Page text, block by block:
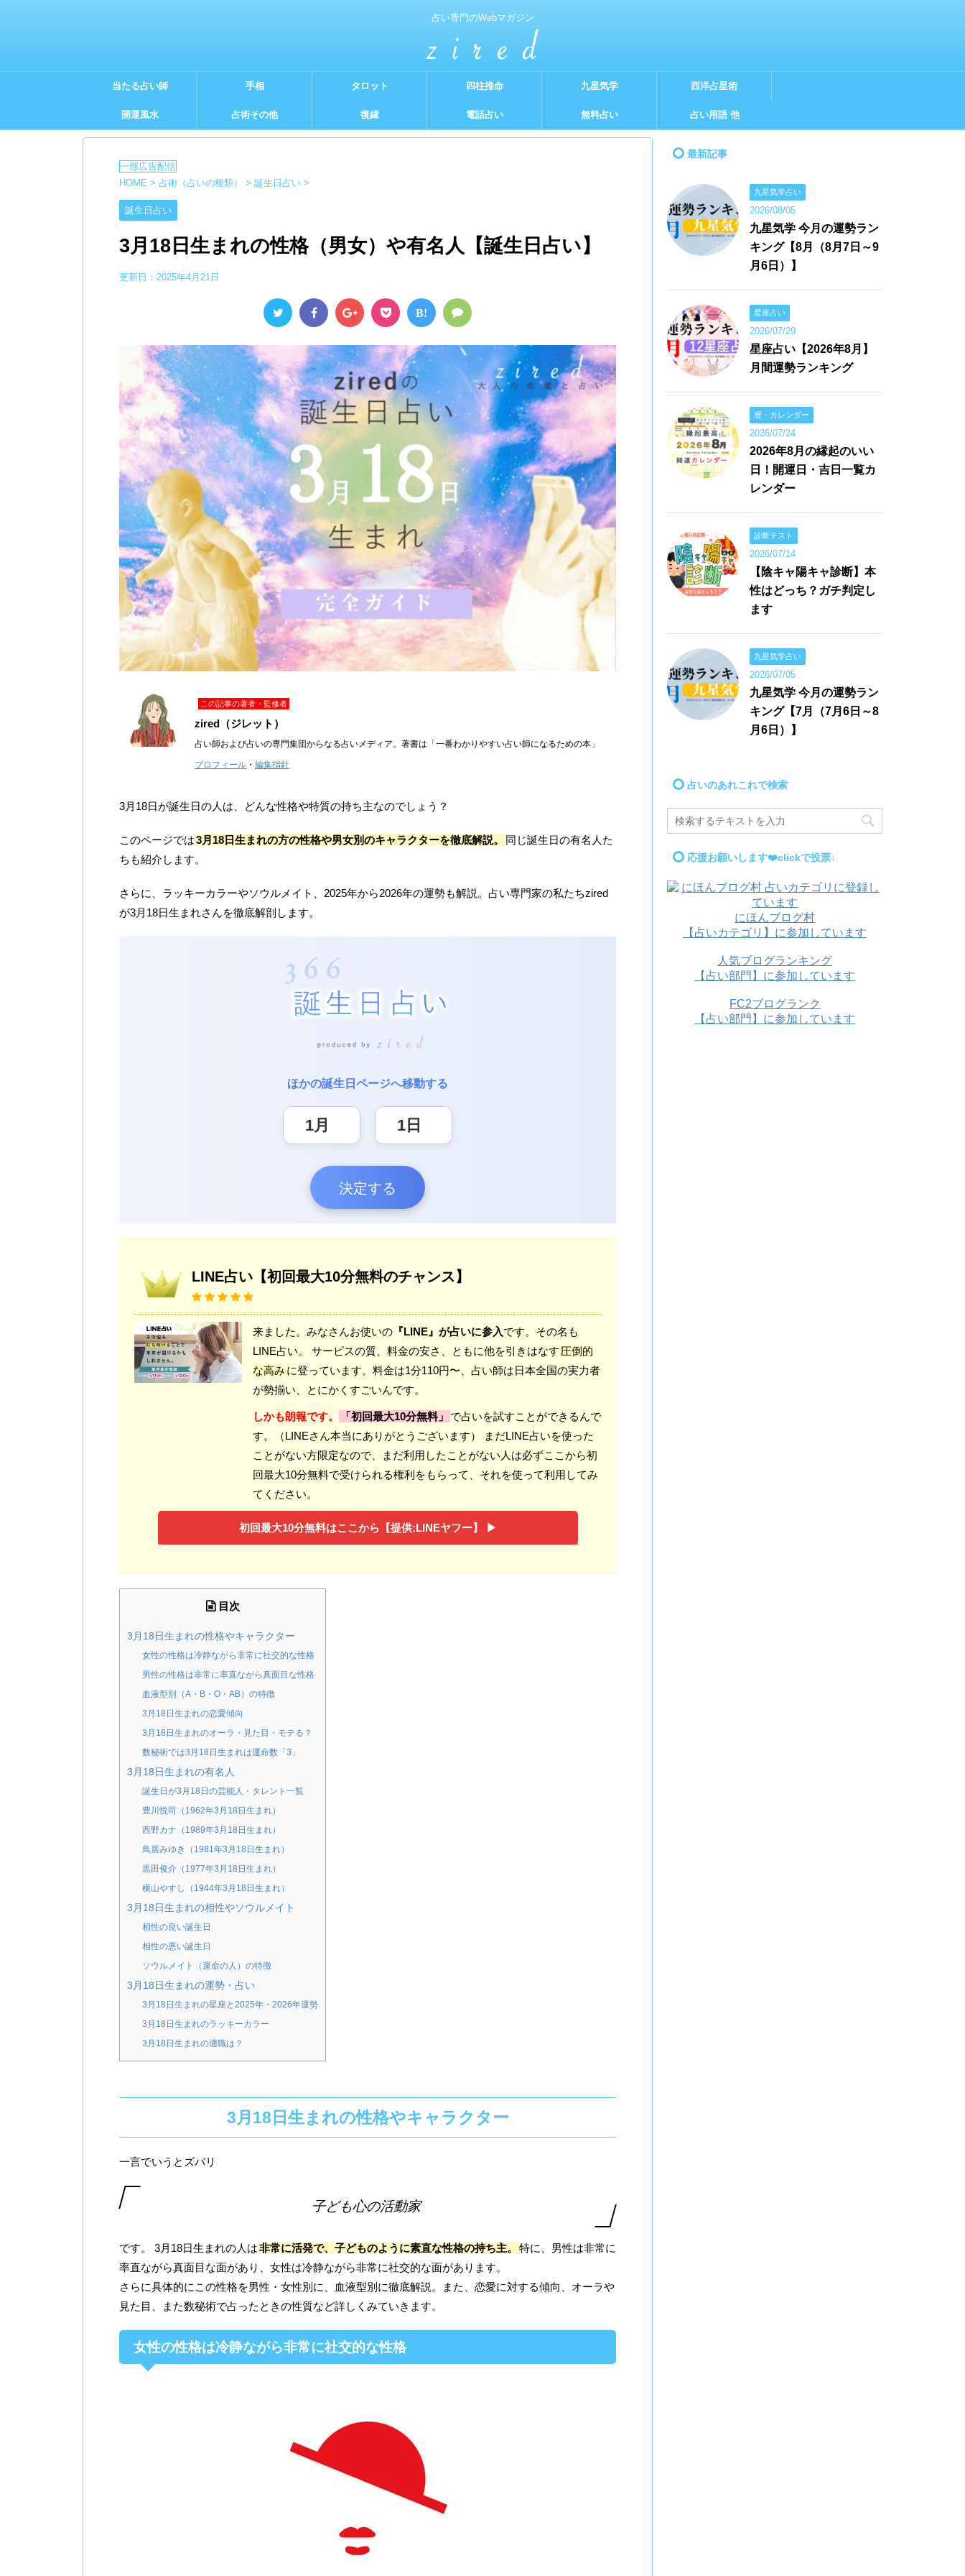
占い専門のWebマガジン
当たる占い師 手相 タロット 四柱推命 九星気学 西洋占星術
開運風水 占術その他 復縁 電話占い 無料占い 占い用語 他
HOME > 占術（占いの種類） > 誕生日占い >
誕生日占い
3月18日生まれの性格（男女）や有名人【誕生日占い】
更新日： 2025年4月21日
B!
この記事の著者・監修者
zired（ジレット）
占い師および占いの専門集団からなる占いメディア。著書は「一番わかりやすい占い師になるための本」
プロフィール ・ 編集指針
3月18日が誕生日の人は、どんな性格や特質の持ち主なのでしょう？
このページでは3月18日生まれの方の性格や男女別のキャラクターを徹底解説。
同じ誕生日の有名人た
ちも紹介します。
さらに、ラッキーカラーやソウルメイト、2025年から2026年の運勢も解説。占い専門家の私たちzired
が3月18日生まれさんを徹底解剖します。
ほかの誕生日ページへ移動する
決定する
LINE占い【初回最大10分無料のチャンス】
来ました。みなさんお使いの 『LINE』が占いに参入です。その名も
LINE占い。 サービスの質、料金の安さ、ともに他を引きはなす 圧倒的
な高み に登っています。料金は1分110円〜、占い師は日本全国の実力者
が勢揃い、とにかくすごいんです。
しかも朗報です。 「初回最大10分無料」
で占いを試すことができるんで
す。（LINEさん本当にありがとうございます） まだLINE占いを使った
ことがない方限定なので、まだ利用したことがない人は必ずここから初
回最大10分無料で受けられる権利をもらって、それを使って利用してみ
てください。
初回最大10分無料はここから【提供:LINEヤフー】 ▶︎
目次
3月18日生まれの性格やキャラクター
女性の性格は冷静ながら非常に社交的な性格
男性の性格は非常に率直ながら真面目な性格
血液型別（A・B・O・AB）の特徴
3月18日生まれの恋愛傾向
3月18日生まれのオーラ・見た目・モテる？
数秘術では3月18日生まれは運命数「3」
3月18日生まれの有名人
誕生日が3月18日の芸能人・タレント一覧
豊川悦司（1962年3月18日生まれ）
西野カナ（1989年3月18日生まれ）
鳥居みゆき（1981年3月18日生まれ）
黒田俊介（1977年3月18日生まれ）
横山やすし（1944年3月18日生まれ）
3月18日生まれの相性やソウルメイト
相性の良い誕生日
相性の悪い誕生日
ソウルメイト（運命の人）の特徴
3月18日生まれの運勢・占い
3月18日生まれの星座と2025年・2026年運勢
3月18日生まれのラッキーカラー
3月18日生まれの適職は？
3月18日生まれの性格やキャラクター
一言でいうとズバリ
子ども心の活動家
です。 3月18日生まれの人は非常に活発で、子どものように素直な性格の持ち主。
特に、男性は非常に
率直ながら真面目な面があり、女性は冷静ながら非常に社交的な面があります。
さらに具体的にこの性格を男性・女性別に、血液型別に徹底解説。また、恋愛に対する傾向、オーラや
見た目、また数秘術で占ったときの性質など詳しくみていきます。
女性の性格は冷静ながら非常に社交的な性格
最新記事
九星気学占い
2026/08/05
九星気学 今月の運勢ラン
キング【8月（8月7日～9
月6日）】
星座占い
2026/07/29
星座占い【2026年8月】
月間運勢ランキング
暦・カレンダー
2026/07/24
2026年8月の縁起のいい
日！開運日・吉日一覧カ
レンダー
診断テスト
2026/07/14
【陰キャ陽キャ診断】本
性はどっち？ガチ判定し
ます
九星気学占い
2026/07/05
九星気学 今月の運勢ラン
キング【7月（7月6日～8
月6日）】
占いのあれこれで検索
応援お願いします❤️clickで投票↓
にほんブログ村
【占いカテゴリ】に参加しています
人気ブログランキング
【占い部門】に参加しています
FC2ブログランク
【占い部門】に参加しています